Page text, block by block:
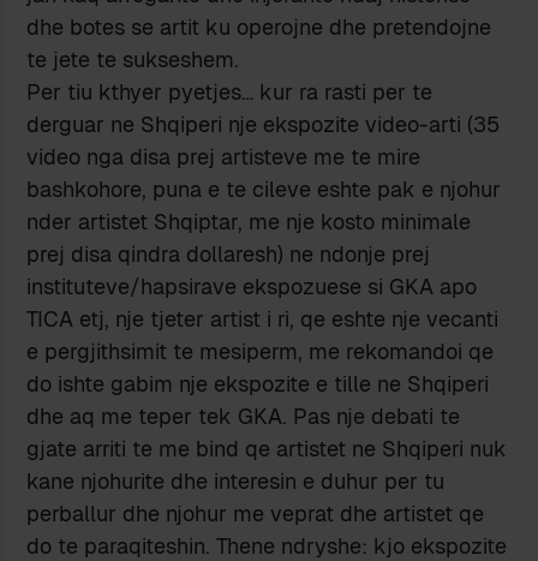
dhe botes se artit ku operojne dhe pretendojne
te jete te sukseshem.
Per tiu kthyer pyetjes… kur ra rasti per te
derguar ne Shqiperi nje ekspozite video-arti (35
video nga disa prej artisteve me te mire
bashkohore, puna e te cileve eshte pak e njohur
nder artistet Shqiptar, me nje kosto minimale
prej disa qindra dollaresh) ne ndonje prej
instituteve/hapsirave ekspozuese si GKA apo
TICA etj, nje tjeter artist i ri, qe eshte nje vecanti
e pergjithsimit te mesiperm, me rekomandoi qe
do ishte gabim nje ekspozite e tille ne Shqiperi
dhe aq me teper tek GKA. Pas nje debati te
gjate arriti te me bind qe artistet ne Shqiperi nuk
kane njohurite dhe interesin e duhur per tu
perballur dhe njohur me veprat dhe artistet qe
do te paraqiteshin. Thene ndryshe: kjo ekspozite